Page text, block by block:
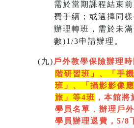
需於當期課程結束
費手續；或選擇同
辦理轉班，需於未
數)1/3申請辦理。
(九)戶外教學保險辦理時
階研習班」、「手
班」、「 攝影影像
旅」等4班 ，本館
學員名單 ， 辦理戶
學員辦理退費，5/8